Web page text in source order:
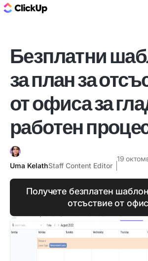
Безплатни
за план за
от офиса за
работен
Uma KelathStaff Content Editor
19
Получете безплатен
отсъствие от